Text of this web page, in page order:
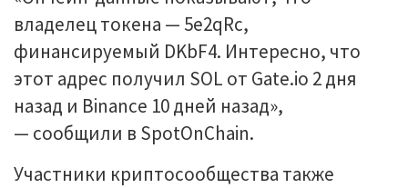
владелец токена — 5e2qRc,
финансируемый DKbF4. Интересно, что
этот адрес получил SOL от Gate.io 2 дня
назад и Binance 10 дней назад»,
— сообщили в SpotOnChain.
Участники криптосообщества также